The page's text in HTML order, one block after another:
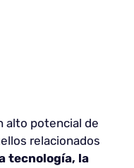
alto potencial de
relacionados
tecnología, la